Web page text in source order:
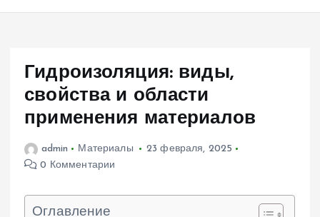
Гидроизоляция: виды,
свойства и области
применения материалов
admin Материалы
23 февраля, 2025
0 Комментарии
Оглавление